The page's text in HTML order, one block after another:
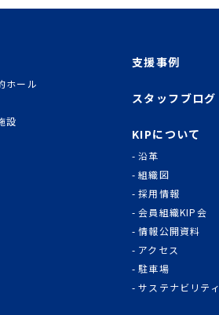
ホール
設
支援事例
スタッフブログ
KIPについて
沿革
組織図
採用情報
会員組織KIP会
情報公開資料
アクセス
駐車場
サステナビリティ